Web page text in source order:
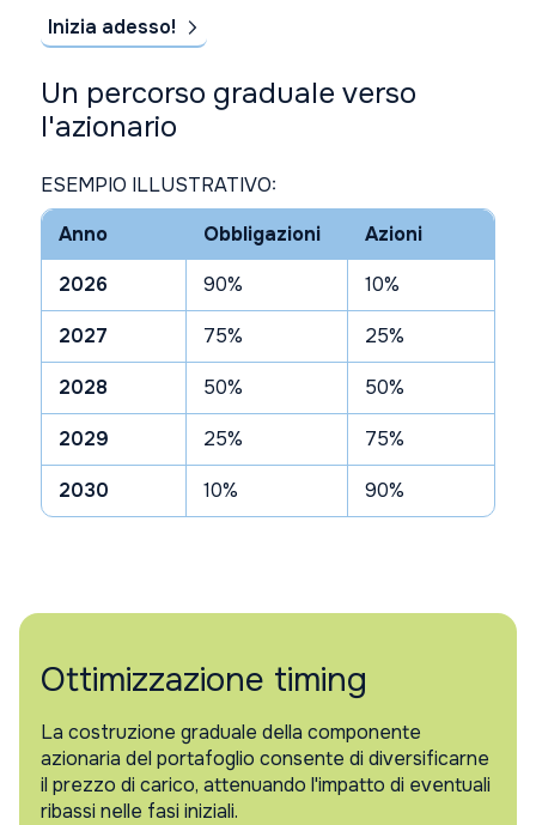
Inizia adesso!
Un percorso graduale verso
l'azionario
ESEMPIO ILLUSTRATIVO:
Anno
Obbligazioni
Azioni
2026
90% 10%
2027 75% 25%
2028 50% 50%
2029 25% 75%
2030 10% 90%
Ottimizzazione timing
La costruzione graduale della componente
azionaria del portafoglio consente di diversificarne
il prezzo di carico, attenuando l'impatto di eventuali
ribassi nelle fasi iniziali.